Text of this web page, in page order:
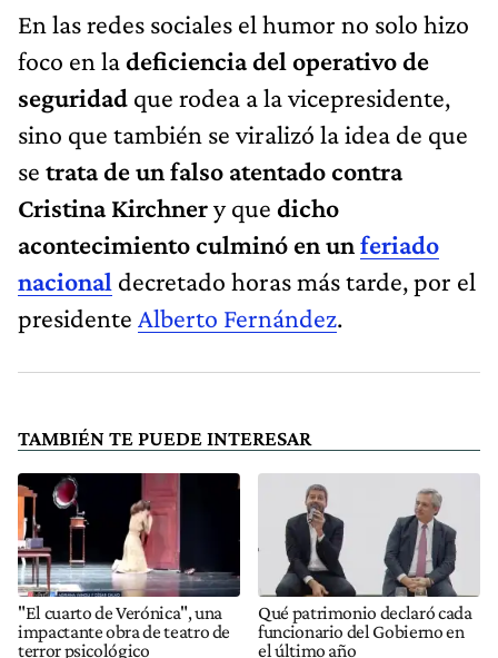
En las redes sociales el humor no solo hizo
foco en ladeficiencia del operativo de
seguridad que rodea a la vicepresidente,
sino que también se viralizó la idea de que
se trata de un falso atentado contra
Cristina Kirchnery que dicho
acontecimiento culminó en unferiado
nacional decretado horas más tarde, por el
presidente Alberto Fernández.
TAMBIÉN TE PUEDE INTERESAR
"El cuarto de Verónica", una
impactante obra de teatro de
terror psicológico
Qué patrimonio declaró cada
funcionario del Gobierno en
el último año